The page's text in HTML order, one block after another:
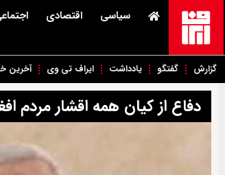
سیاسی اقتصادی
گزارش گفتگو یادداشت ایراف تی وی آخرین
دفاع از کیان همه اقشار مردم